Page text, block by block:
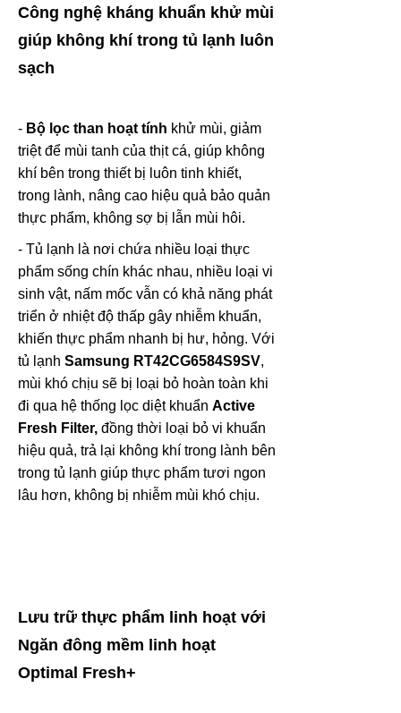
Công nghệ kháng khuẩn khử mùi
giúp không khí trong tủ lạnh luôn
sạch
- Bộ lọc than hoạt tính khử mùi, giảm
triệt để mùi tanh của thịt cá, giúp không
khí bên trong thiết bị luôn tinh khiết,
trong lành, nâng cao hiệu quả bảo quản
thực phẩm, không sợ bị lẫn mùi hôi.
- Tủ lạnh là nơi chứa nhiều loại thực
phẩm sống chín khác nhau, nhiều loại vi
sinh vật, nấm mốc vẫn có khả năng phát
triển ở nhiệt độ thấp gây nhiễm khuẩn,
khiến thực phẩm nhanh bị hư, hỏng. Với
tủ lạnh Samsung RT42CG6584S9SV,
mùi khó chịu sẽ bị loại bỏ hoàn toàn khi
đi qua hệ thống lọc diệt khuẩn Active
Fresh Filter, đồng thời loại bỏ vi khuẩn
hiệu quả, trả lại không khí trong lành bên
trong tủ lạnh giúp thực phẩm tươi ngon
lâu hơn, không bị nhiễm mùi khó chịu.
Lưu trữ thực phẩm linh hoạt với
Ngăn đông mềm linh hoạt
Optimal Fresh+